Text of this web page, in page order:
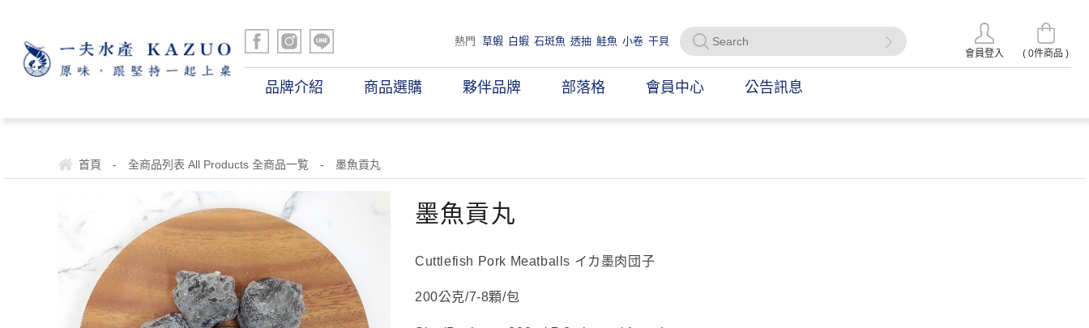
會員登入 ( 0件商品 )
熱門 草蝦 白蝦 石斑魚 透抽 鮭魚 小卷 干貝
品牌介紹 商品選購 夥伴品牌 部落格 會員中心 公告訊息
首頁 - 全商品列表 All Products 全商品一覧 - 墨魚貢丸
墨魚貢丸
Cuttlefish Pork Meatballs イカ墨肉団子
200公克/7-8顆/包